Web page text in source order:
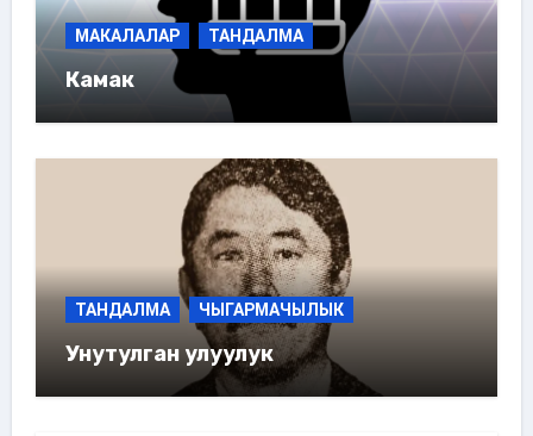
МАКАЛАЛАР ТАНДАЛМА
Камак
ТАНДАЛМА ЧЫГАРМАЧЫЛЫК
Унутулган улуулук